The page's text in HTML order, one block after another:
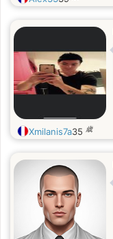
Xmilanis7a35 歳